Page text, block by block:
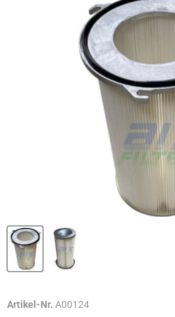
Artikel-Nr. A00124